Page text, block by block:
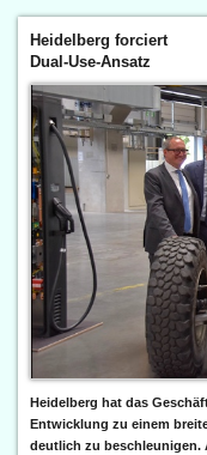
Heidelberg forciert
Dual-Use-Ansatz
Heidelberg hat das
Entwicklung zu einem
deutlich zu beschleunigen.